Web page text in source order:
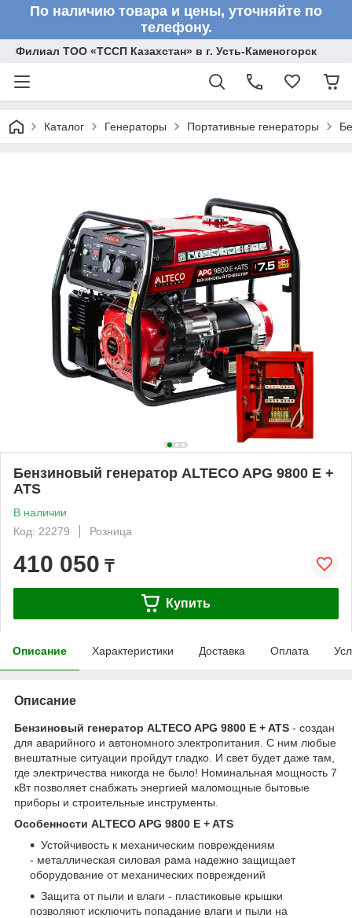
По наличию товара и цены, уточняйте по
телефону.
Филиал ТОО «ТССП Казахстан» в г. Усть-Каменогорск
Каталог Генераторы Портативные генераторы
Бензиновый генератор ALTECO APG 9800 E +
ATS
В наличии
Код: 22279
Розница
410 050 ₸
Купить
Описание Характеристики Доставка Оплата
Описание
Бензиновый генератор ALTECO APG 9800 E + ATS - создан
для аварийного и автономного электропитания. С ним любые
внештатные ситуации пройдут гладко. И свет будет даже там,
где электричества никогда не было! Номинальная мощность 7
кВт позволяет снабжать энергией маломощные бытовые
приборы и строительные инструменты.
Особенности ALTECO APG 9800 E + ATS
Устойчивость к механическим повреждениям
- металлическая силовая рама надежно защищает
оборудование от механических повреждений
Защита от пыли и влаги - пластиковые крышки
позволяют исключить попадание влаги и пыли на